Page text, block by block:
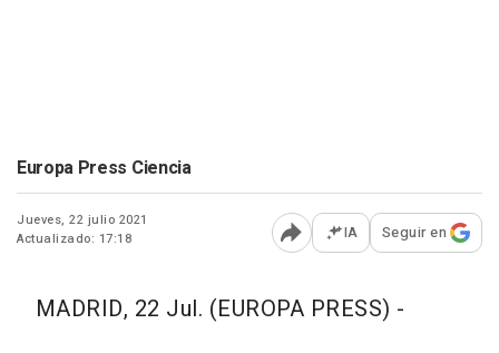
Europa Press Ciencia
Jueves, 22 julio 2021
Actualizado: 17:18
Abrir opciones para
IA Seguir en
MADRID, 22 Jul. (EUROPA PRESS) -